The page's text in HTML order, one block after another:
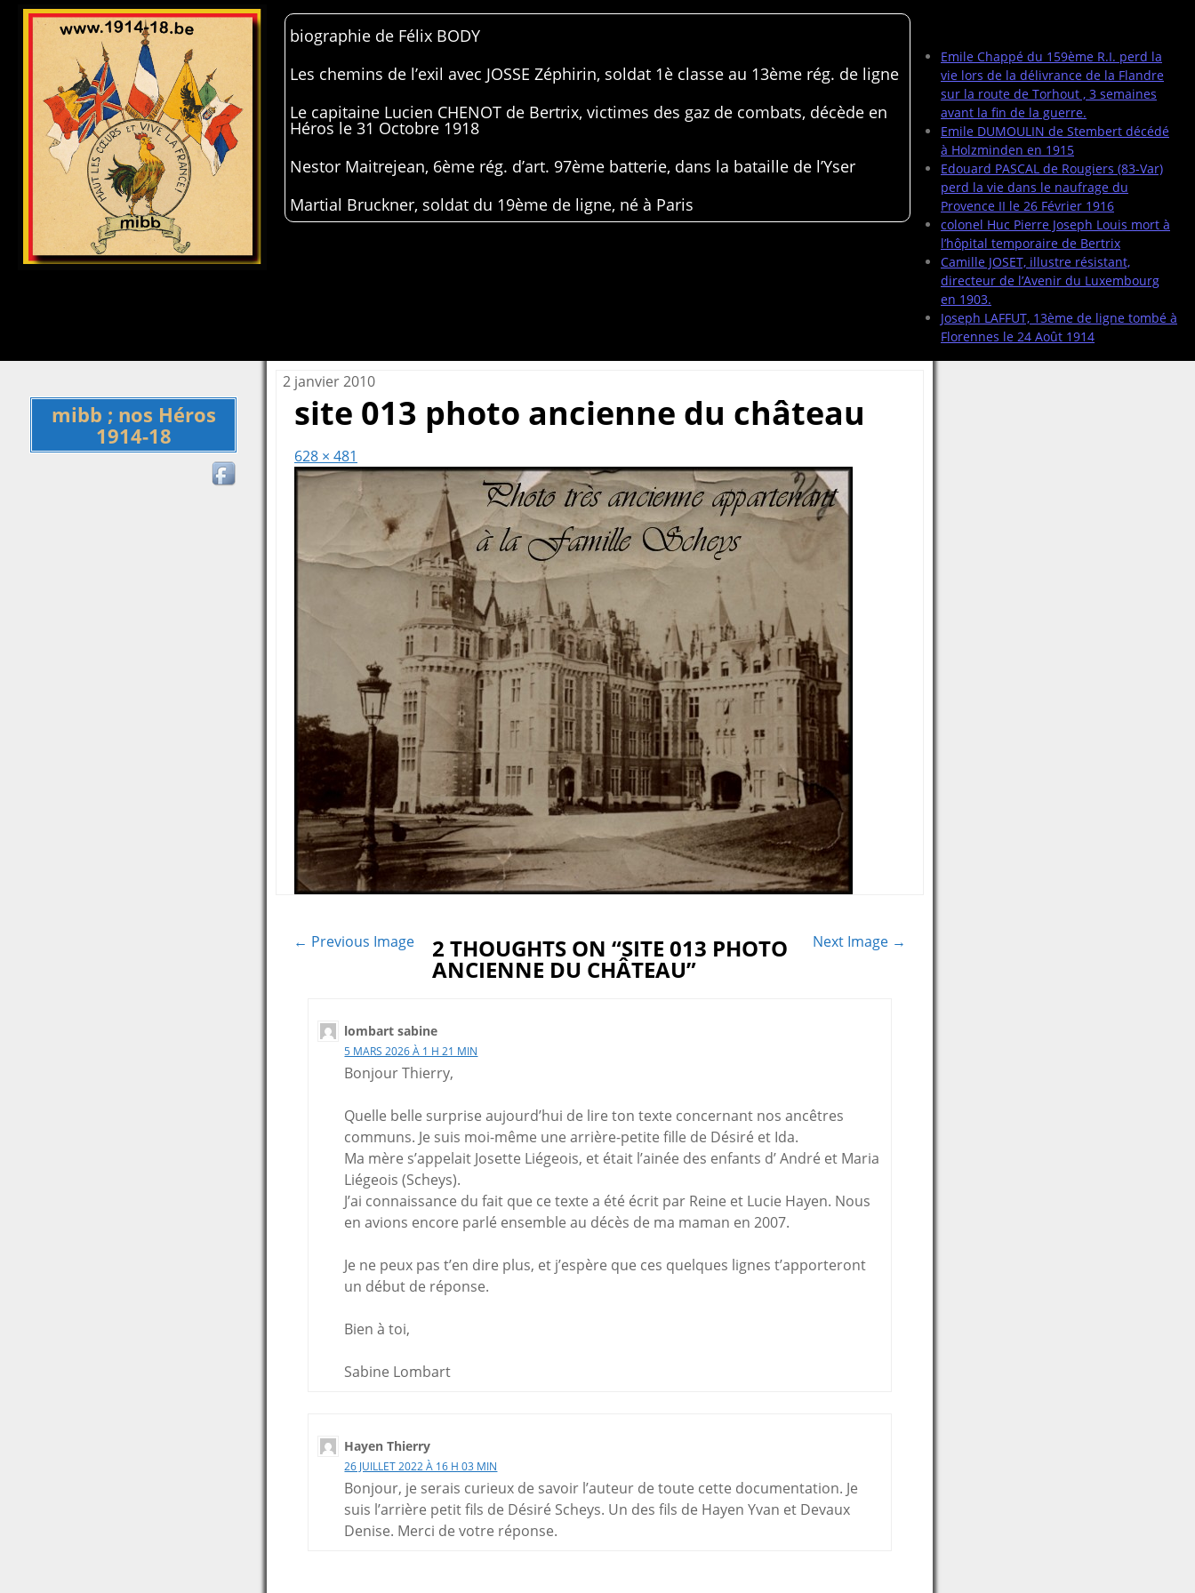
Emile Chappé du 159ème R.I. perd la
vie lors de la délivrance de la Flandre
sur la route de Torhout , 3 semaines
avant la fin de la guerre.
Emile DUMOULIN de Stembert décédé
à Holzminden en 1915
Edouard PASCAL de Rougiers (83-Var)
perd la vie dans le naufrage du
Provence II le 26 Février 1916
colonel Huc Pierre Joseph Louis mort à
l’hôpital temporaire de Bertrix
Camille JOSET, illustre résistant,
directeur de l’Avenir du Luxembourg
en 1903.
Joseph LAFFUT, 13ème de ligne tombé à
Florennes le 24 Août 1914
biographie de Félix BODY
Les chemins de l’exil avec JOSSE Zéphirin, soldat 1è classe au 13ème rég. de ligne
Le capitaine Lucien CHENOT de Bertrix, victimes des gaz de combats, décède en
Héros le 31 Octobre 1918
Nestor Maitrejean, 6ème rég. d’art. 97ème batterie, dans la bataille de l’Yser
Martial Bruckner, soldat du 19ème de ligne, né à Paris
mibb ; nos Héros
1914-18
2 janvier 2010
site 013 photo ancienne du château
628 × 481
← Previous Image Next Image →
2 THOUGHTS ON “SITE 013 PHOTO
ANCIENNE DU CHÂTEAU”
lombart sabine
5 MARS 2026 À 1 H 21 MIN
Bonjour Thierry,
Quelle belle surprise aujourd’hui de lire ton texte concernant nos ancêtres
communs. Je suis moi-même une arrière-petite fille de Désiré et Ida.
Ma mère s’appelait Josette Liégeois, et était l’ainée des enfants d’ André et Maria
Liégeois (Scheys).
J’ai connaissance du fait que ce texte a été écrit par Reine et Lucie Hayen. Nous
en avions encore parlé ensemble au décès de ma maman en 2007.
Je ne peux pas t’en dire plus, et j’espère que ces quelques lignes t’apporteront
un début de réponse.
Bien à toi,
Sabine Lombart
Hayen Thierry
26 JUILLET 2022 À 16 H 03 MIN
Bonjour, je serais curieux de savoir l’auteur de toute cette documentation. Je
suis l’arrière petit fils de Désiré Scheys. Un des fils de Hayen Yvan et Devaux
Denise. Merci de votre réponse.